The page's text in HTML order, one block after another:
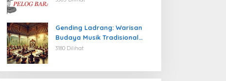
Gending Ladrang: Warisan
Budaya Musik Tradisional
Jawa yang Abadi
3180 Dilihat